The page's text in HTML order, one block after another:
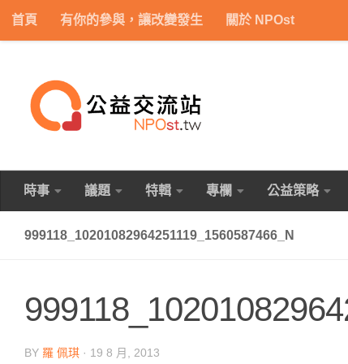
Skip to content
首頁 有你的參與，讓改變發生 關於 NPOst
時事 議題 特輯 專欄 公益策略
999118_10201082964251119_1560587466_N
BY 羅 佩琪 · 19 8 月, 2013